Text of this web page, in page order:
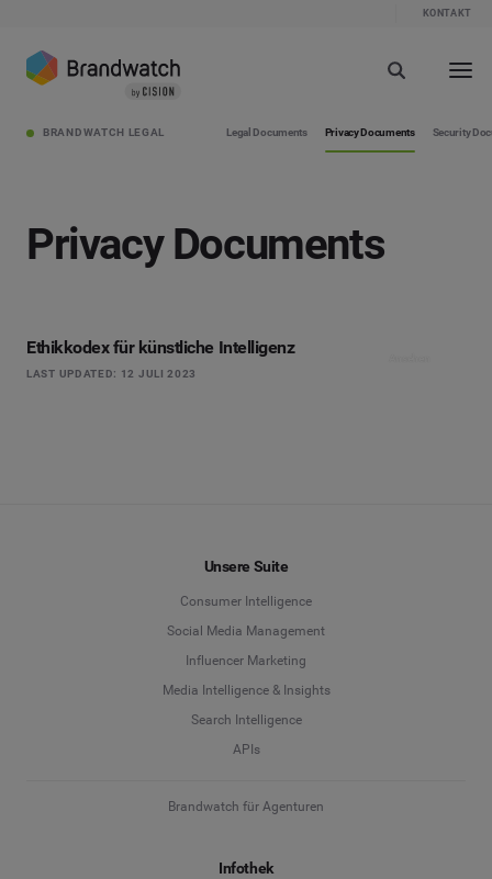
KONTAKT
BRANDWATCH LEGAL Legal Documents Privacy Documents Security
Privacy Documents
Ethikkodex für künstliche Intelligenz
LAST UPDATED: 12 JULI 2023
Unsere Suite
Consumer Intelligence
Social Media Management
Influencer Marketing
Media Intelligence & Insights
Search Intelligence
APIs
Brandwatch für Agenturen
Infothek